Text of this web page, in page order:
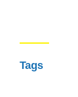
Tags